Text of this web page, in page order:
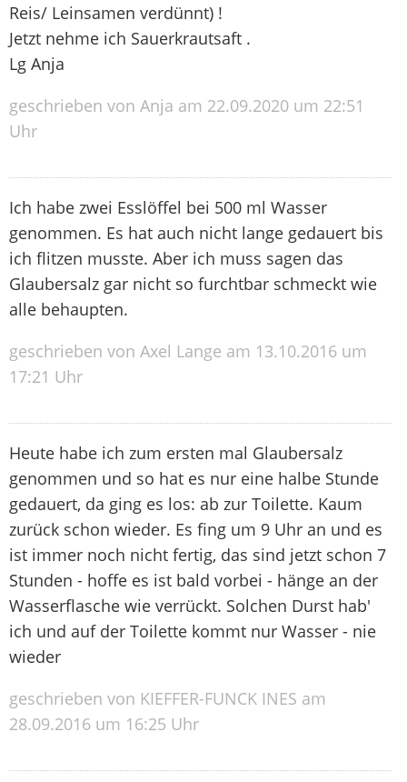
Reis/ Leinsamen verdünnt) !
Jetzt nehme ich Sauerkrautsaft .
Lg Anja
geschrieben von Anja am 22.09.2020 um 22:51
Uhr
Ich habe zwei Esslöffel bei 500 ml Wasser
genommen. Es hat auch nicht lange gedauert bis
ich flitzen musste. Aber ich muss sagen das
Glaubersalz gar nicht so furchtbar schmeckt wie
alle behaupten.
geschrieben von Axel Lange am 13.10.2016 um
17:21 Uhr
Heute habe ich zum ersten mal Glaubersalz
genommen und so hat es nur eine halbe Stunde
gedauert, da ging es los: ab zur Toilette. Kaum
zurück schon wieder. Es fing um 9 Uhr an und es
ist immer noch nicht fertig, das sind jetzt schon 7
Stunden - hoffe es ist bald vorbei - hänge an der
Wasserflasche wie verrückt. Solchen Durst hab'
ich und auf der Toilette kommt nur Wasser - nie
wieder
geschrieben von KIEFFER-FUNCK INES am
28.09.2016 um 16:25 Uhr